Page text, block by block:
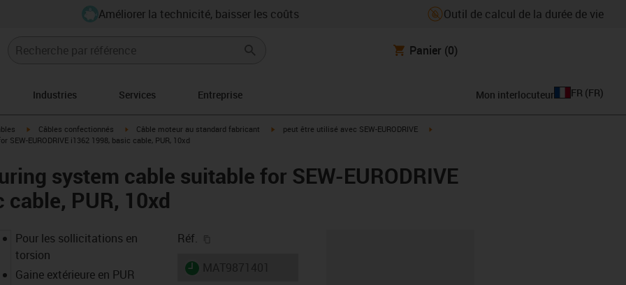
Améliorer la technicité, baisser les coûts Outil de calcul de la durée de vie
Panier (0)
Industries Services Entreprise Mon interlocuteur FR (FR)
igus-icon-arrow-right
Câbles confectionnés igus-icon-arrow-right
Câble moteur au standard fabricant igus-icon-arrow-right
peut être utilisé avec SEW-EURODRIVE
EURODRIVE i1362 1998, basic cable, PUR, 10xd
system cable suitable for SEW-EURODRIVE
PUR, 10xd
Pour les sollicitations en
torsion
Gaine extérieure en PUR
Réf.
igus-icon-lieferzeit